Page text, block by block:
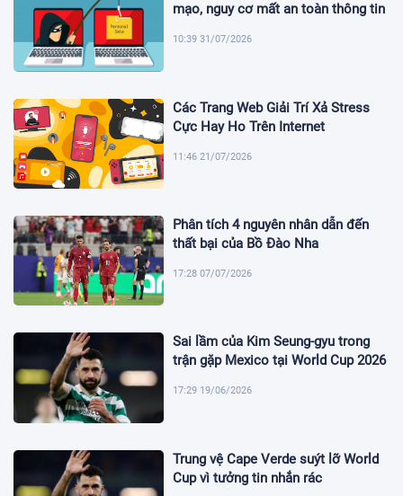
mạo, nguy cơ mất an toàn thông tin
10:39 31/07/2026
Các Trang Web Giải Trí Xả Stress
Cực Hay Ho Trên Internet
11:46 21/07/2026
Phân tích 4 nguyên nhân dẫn đến
thất bại của Bồ Đào Nha
17:28 07/07/2026
Sai lầm của Kim Seung-gyu trong
trận gặp Mexico tại World Cup 2026
17:29 19/06/2026
Trung vệ Cape Verde suýt lỡ World
Cup vì tưởng tin nhắn rác